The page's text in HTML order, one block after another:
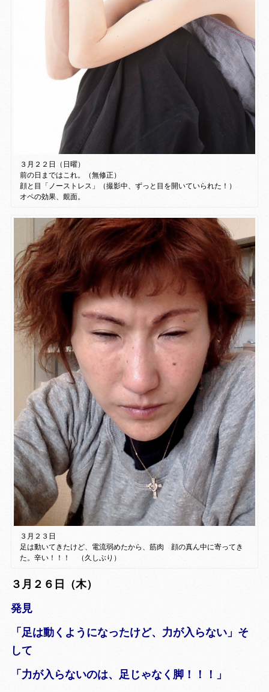
３月２２日（日曜）
前の日まではこれ。（無修正）
顔と目「ノーストレス」（撮影中、ずっと目を開いていられた！）
オペの効果、覿面。
３月２３日
足は動いてきたけど、電流弱めたから、筋肉 顔の真ん中に寄ってき
た。辛い！！！ （久しぶり）
３月２６日（木）
発見
「足は動くようになったけど、力が入らない」そ
して
「力が入らないのは、足じゃなく脚！！！」